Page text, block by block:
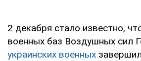
2 декабря стало известно,
военных баз Воздушных сил
украинских военных